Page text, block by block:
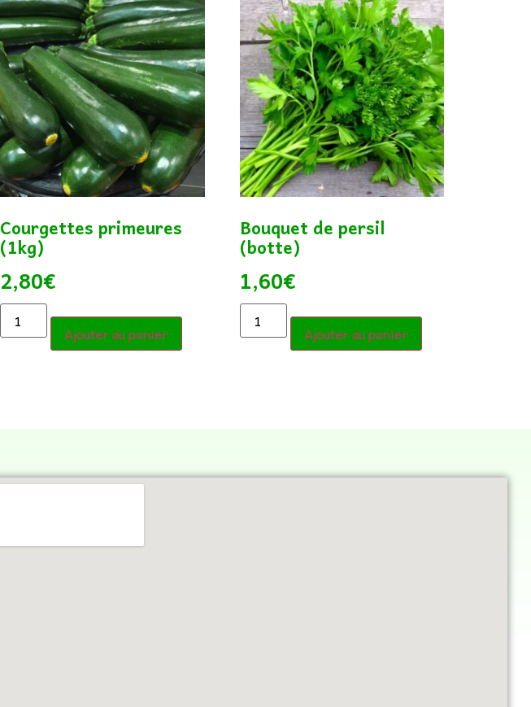
Courgettes primeures
(1kg)
2,80€
Ajouter au panier
Bouquet de persil
(botte)
1,60€
Ajouter au panier